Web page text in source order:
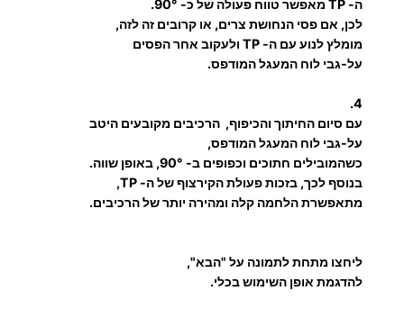
ה- TP מאפשר טווח פעולה של כ- 90°.
לכן, אם פסי הנחושת צרים, או קרובים זה לזה,
מומלץ לנוע עם ה- TP ולעקוב אחר הפסים
על-גבי לוח המעגל המודפס.
4.
עם סיום החיתוך והכיפוף, הרכיבים מקובעים היטב
על-גבי לוח המעגל המודפס,
כשהמובילים חתוכים וכפופים ב- 90°, באופן שווה.
בנוסף לכך, בזכות פעולת הקירצוף של ה- TP,
מתאפשרת הלחמה קלה ומהירה יותר של הרכיבים.
ליחצו מתחת לתמונה על "הבא",
להדגמת אופן השימוש בכלי.